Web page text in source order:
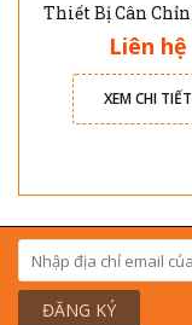
Liên hệ
XEM CHI TIẾT
ĐĂNG KÝ